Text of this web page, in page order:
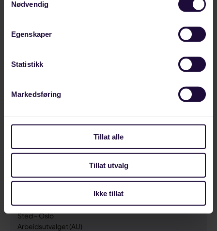
Nødvendig
Egenskaper
Statistikk
Markedsføring
Tillat alle
Tillat utvalg
Ikke tillat
Arbeidsutvalget (AU)
E-post:cay.nordhaug@styrke.no
Merete Øiestad Jonas
Arbeidsutvalgsmedlem
Sted – Oslo
Arbeidsutvalget (AU)